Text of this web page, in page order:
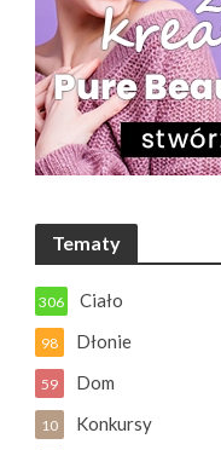
Tematy
Ciało
306
Dłonie
98
Dom
59
Konkursy
10